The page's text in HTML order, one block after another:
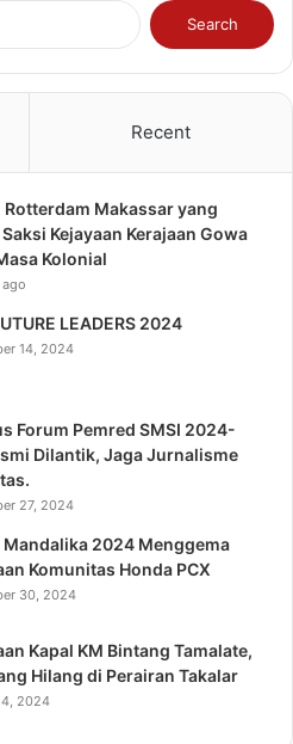
Search
for:
Recent
Rotterdam Makassar yang
Kejayaan Kerajaan Gowa
Kolonial
LEADERS 2024
14, 2024
Forum Pemred SMSI 2024-
Dilantik, Jaga Jurnalisme
27, 2024
Mandalika 2024 Menggema
Komunitas Honda PCX
30, 2024
Kapal KM Bintang Tamalate,
Hilang di Perairan Takalar
2024